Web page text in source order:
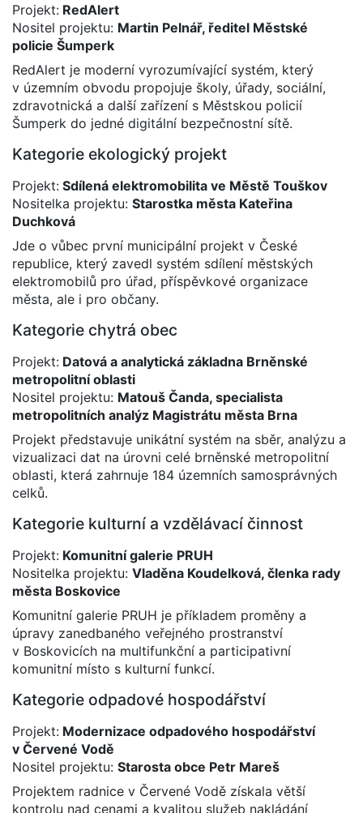
Projekt: RedAlert
Nositel projektu: Martin Pelnář, ředitel Městské
policie Šumperk
RedAlert je moderní vyrozumívající systém, který
v územním obvodu propojuje školy, úřady, sociální,
zdravotnická a další zařízení s Městskou policií
Šumperk do jedné digitální bezpečnostní sítě.
Kategorie ekologický projekt
Projekt: Sdílená elektromobilita ve Městě Touškov
Nositelka projektu: Starostka města Kateřina
Duchková
Jde o vůbec první municipální projekt v České
republice, který zavedl systém sdílení městských
elektromobilů pro úřad, příspěvkové organizace
města, ale i pro občany.
Kategorie chytrá obec
Projekt: Datová a analytická základna Brněnské
metropolitní oblasti
Nositel projektu: Matouš Čanda, specialista
metropolitních analýz Magistrátu města Brna
Projekt představuje unikátní systém na sběr, analýzu a
vizualizaci dat na úrovni celé brněnské metropolitní
oblasti, která zahrnuje 184 územních samosprávných
celků.
Kategorie kulturní a vzdělávací činnost
Projekt: Komunitní galerie PRUH
Nositelka projektu: Vladěna Koudelková, členka rady
města Boskovice
Komunitní galerie PRUH je příkladem proměny a
úpravy zanedbaného veřejného prostranství
v Boskovicích na multifunkční a participativní
komunitní místo s kulturní funkcí.
Kategorie odpadové hospodářství
Projekt: Modernizace odpadového hospodářství
v Červené Vodě
Nositel projektu: Starosta obce Petr Mareš
Projektem radnice v Červené Vodě získala větší
kontrolu nad cenami a kvalitou služeb nakládání